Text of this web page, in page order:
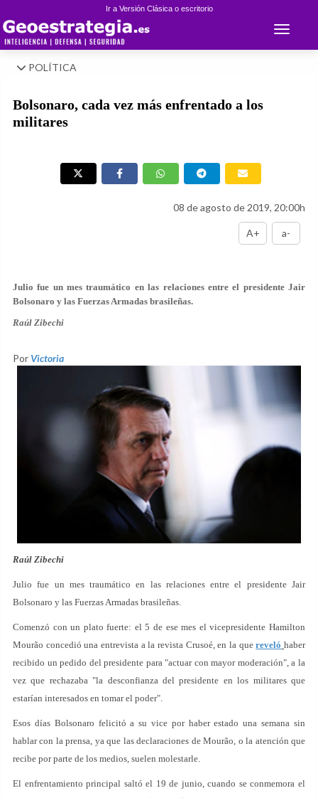
Ir a Versión Clásica o escritorio
Toggle
POLÍTICA
Bolsonaro, cada vez más enfrentado a los
militares
08 de agosto de 2019, 20:00h
A+ a-
Julio fue un mes traumático en las relaciones entre el presidente Jair
Bolsonaro y las Fuerzas Armadas brasileñas.
Raúl Zibechi
Por Victoria
Raúl Zibechi
Julio fue un mes traumático en las relaciones entre el presidente Jair
Bolsonaro y las Fuerzas Armadas brasileñas.
Comenzó con un plato fuerte: el 5 de ese mes el vicepresidente Hamilton
Mourão concedió una entrevista a la revista Crusoé, en la quereveló haber
recibido un pedido del presidente para "actuar con mayor moderación", a la
vez que rechazaba "la desconfianza del presidente en los militares que
estarían interesados en tomar el poder".
Esos días Bolsonaro felicitó a su vice por haber estado una semana sin
hablar con la prensa, ya que las declaraciones de Mourão, o la atención que
recibe por parte de los medios, suelen molestarle.
El enfrentamiento principal saltó el 19 de junio, cuando se conmemora el